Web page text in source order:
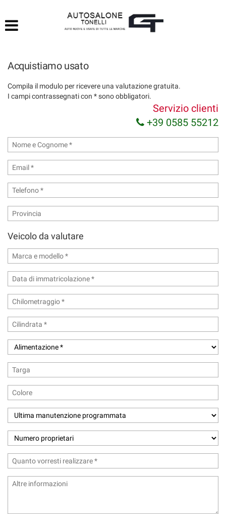
ACQUISTIAMO USATO
ASSISTENZA
Acquistiamo usato
Compila il modulo per ricevere una valutazione gratuita.
I campi contrassegnati con * sono obbligatori.
Servizio clienti
+39 0585 55212
Veicolo da valutare